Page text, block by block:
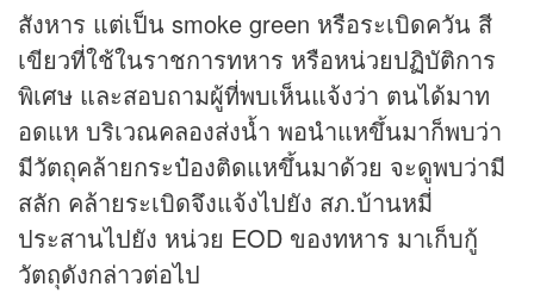
สังหาร แต่เป็น smoke green หรือระเบิดควัน สี
เขียวที่ใช้ในราชการทหาร หรือหน่วยปฏิบัติการ
พิเศษ และสอบถามผู้ที่พบเห็นแจ้งว่า ตนได้มาท
อดแห บริเวณคลองส่งน้ำ พอนำแหขึ้นมาก็พบว่า
มีวัตถุคล้ายกระป๋องติดแหขึ้นมาด้วย จะดูพบว่ามี
สลัก คล้ายระเบิดจึงแจ้งไปยัง สภ.บ้านหมี่
ประสานไปยัง หน่วย EOD ของทหาร มาเก็บกู้
วัตถุดังกล่าวต่อไป